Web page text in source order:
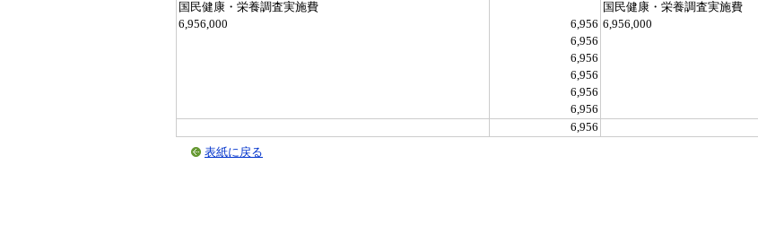
国民健康・栄養調査実施費
国民健康・栄養調査実施費
6,956,000
6,956 6,956,000
6,956
6,956
6,956
6,956
6,956
6,956
表紙に戻る